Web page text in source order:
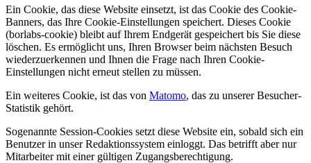
Ein Cookie, das diese Website einsetzt, ist das Cookie des Cookie-
Banners, das Ihre Cookie-Einstellungen speichert. Dieses Cookie
(borlabs-cookie) bleibt auf Ihrem Endgerät gespeichert bis Sie diese
löschen. Es ermöglicht uns, Ihren Browser beim nächsten Besuch
wiederzuerkennen und Ihnen die Frage nach Ihren Cookie-
Einstellungen nicht erneut stellen zu müssen.
Ein weiteres Cookie, ist das von Matomo, das zu unserer Besucher-
Statistik gehört.
Sogenannte Session-Cookies setzt diese Website ein, sobald sich ein
Benutzer in unser Redaktionssystem einloggt. Das betrifft aber nur
Mitarbeiter mit einer gültigen Zugangsberechtigung.